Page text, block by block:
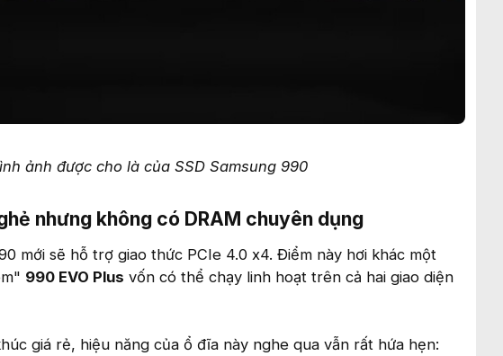
ảnh được cho là của SSD Samsung 990
nhưng không có DRAM chuyên dụng​
mới sẽ hỗ trợ giao thức PCIe 4.0 x4. Điểm này hơi khác một
990 EVO Plus vốn có thể chạy linh hoạt trên cả hai giao diện
giá rẻ, hiệu năng của ổ đĩa này nghe qua vẫn rất hứa hẹn: